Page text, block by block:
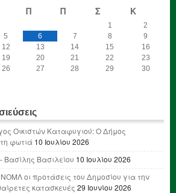
Π Π Σ Κ
1
2
5 6 7 8
9
12 13 14 15
16
19 20 21 22
23
26 27 28 29
30
Οικιστών Καταφυγιού: Ο Δήμος
φωτιά 10 Ιουλίου 2026
Βασίλης Βασιλείου 10 Ιουλίου 2026
οι προτάσεις του Δημοσίου για την
κατασκευές 29 Ιουνίου 2026